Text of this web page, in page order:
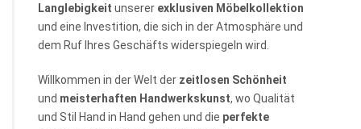
Langlebigkeit unserer exklusiven Möbelkollektion
und eine Investition, die sich in der Atmosphäre und
dem Ruf Ihres Geschäfts widerspiegeln wird.
Willkommen in der Welt der zeitlosen Schönheit
und meisterhaften Handwerkskunst, wo Qualität
und Stil Hand in Hand gehen und die perfekte